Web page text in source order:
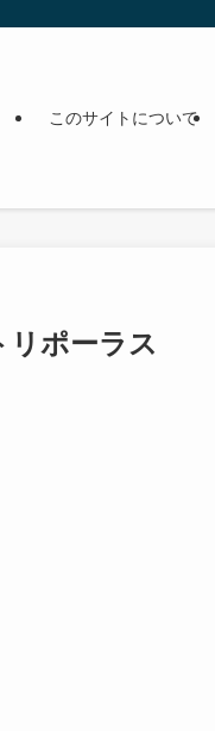
このサイトについて
ポーラス